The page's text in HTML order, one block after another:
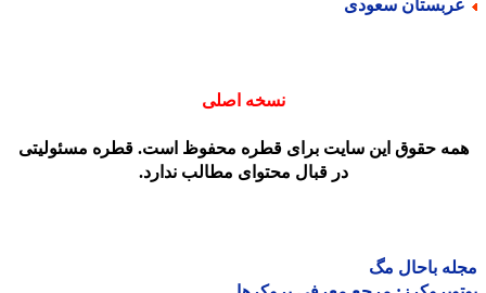
سعودی
نسخه اصلی
حقوق این سایت برای قطره محفوظ است. قطره مسئولیتی
در قبال محتوای مطالب ندارد.
باحال مگ